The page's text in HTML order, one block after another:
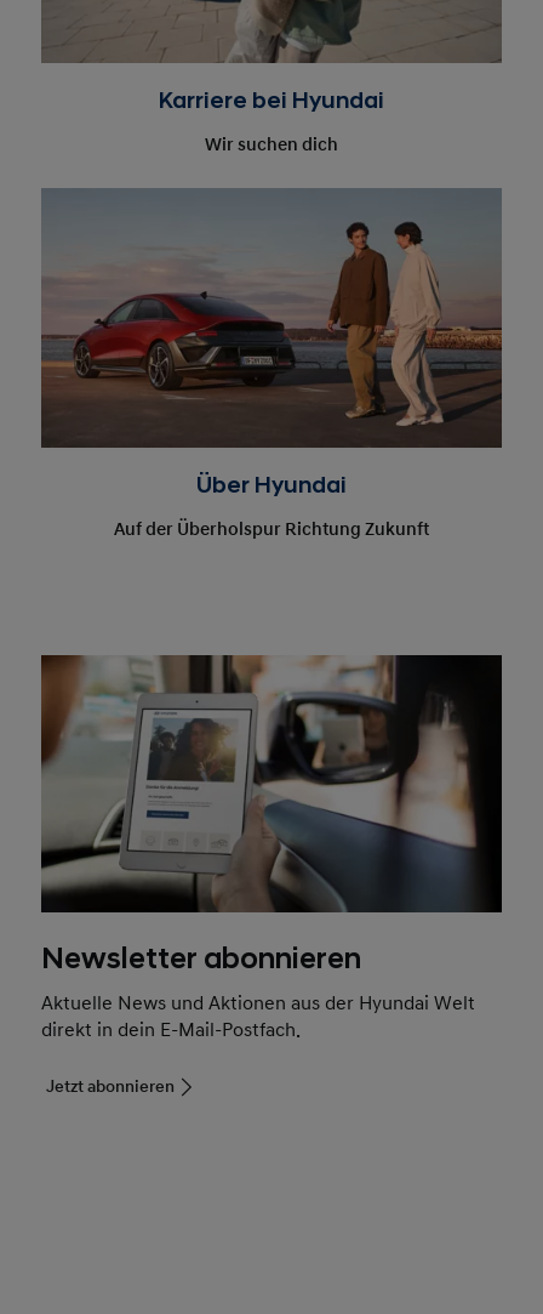
Karriere bei Hyundai
Wir suchen dich
Über Hyundai
Auf der Überholspur Richtung Zukunft
Newsletter abonnieren
Aktuelle News und Aktionen aus der Hyundai Welt
direkt in dein E-Mail-Postfach.
Jetzt abonnieren